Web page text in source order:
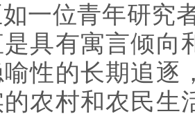
一位青年研究
具有寓言倾向
性的长期追逐
农村和农民生